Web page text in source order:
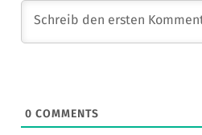
0 COMMENTS